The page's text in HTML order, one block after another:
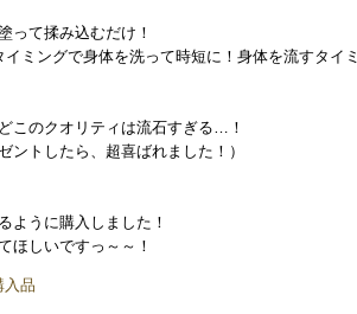
って揉み込むだけ！
ミングで身体を洗って時短に！身体を流すタイ
このクオリティは流石すぎる…！
ントしたら、超喜ばれました！）
ように購入しました！
ほしいですっ～～！
入品